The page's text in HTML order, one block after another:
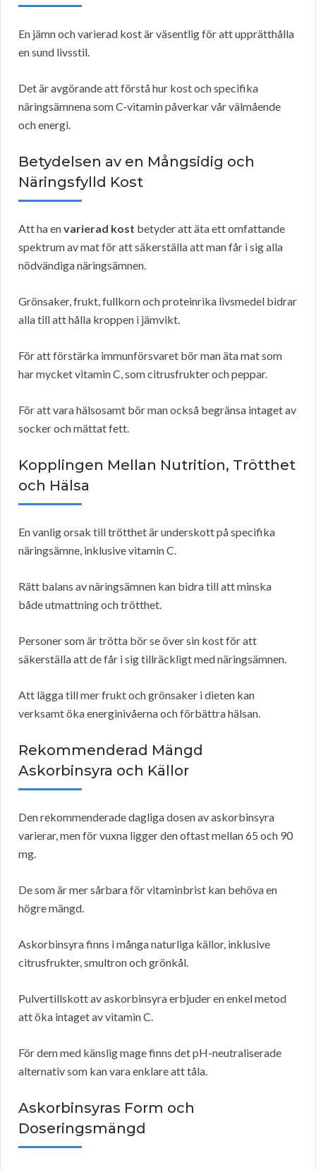
En jämn och varierad kost är väsentlig för att upprätthålla
en sund livsstil.
Det är avgörande att förstå hur kost och specifika
näringsämnena som C-vitamin påverkar vår välmående
och energi.
Betydelsen av en Mångsidig och
Näringsfylld Kost
Att ha envarierad kost betyder att äta ett omfattande
spektrum av mat för att säkerställa att man får i sig alla
nödvändiga näringsämnen.
Grönsaker, frukt, fullkorn och proteinrika livsmedel bidrar
alla till att hålla kroppen i jämvikt.
För att förstärka immunförsvaret bör man äta mat som
har mycket vitamin C, som citrusfrukter och peppar.
För att vara hälsosamt bör man också begränsa intaget av
socker och mättat fett.
Kopplingen Mellan Nutrition, Trötthet
och Hälsa
En vanlig orsak till trötthet är underskott på specifika
näringsämne, inklusive vitamin C.
Rätt balans av näringsämnen kan bidra till att minska
både utmattning och trötthet.
Personer som är trötta bör se över sin kost för att
säkerställa att de får i sig tillräckligt med näringsämnen.
Att lägga till mer frukt och grönsaker i dieten kan
verksamt öka energinivåerna och förbättra hälsan.
Rekommenderad Mängd
Askorbinsyra och Källor
Den rekommenderade dagliga dosen av askorbinsyra
varierar, men för vuxna ligger den oftast mellan 65 och 90
mg.
De som är mer sårbara för vitaminbrist kan behöva en
högre mängd.
Askorbinsyra finns i många naturliga källor, inklusive
citrusfrukter, smultron och grönkål.
Pulvertillskott av askorbinsyra erbjuder en enkel metod
att öka intaget av vitamin C.
För dem med känslig mage finns det pH-neutraliserade
alternativ som kan vara enklare att tåla.
Askorbinsyras Form och
Doseringsmängd